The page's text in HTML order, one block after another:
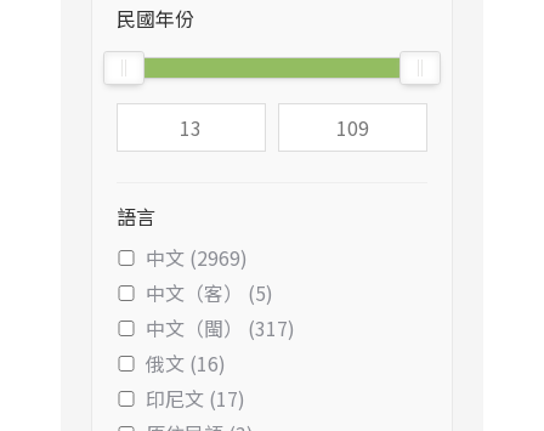
民國年份
語言
中文 (2969)
中文（客） (5)
中文（閩） (317)
俄文 (16)
印尼文 (17)